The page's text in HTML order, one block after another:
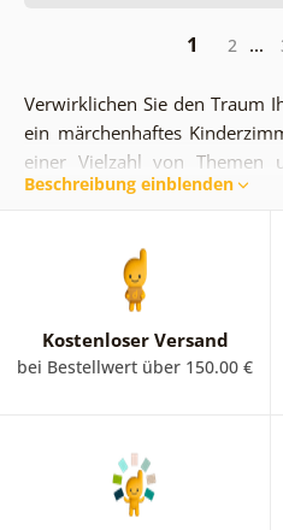
1 2 …
Verwirklichen Sie den Traum
ein märchenhaftes
einer Vielzahl von Themen
helfen Ihnen, die
eine gute Wahl! Es bleibt
Kinderbilder mit Tieren oder
aussuchen. Wie auch
Bilder regen die Fantasie
Machen Sie Ihren Kindern
Beschreibung einblenden
Kostenloser Versand
bei Bestellwert über 150.00 €